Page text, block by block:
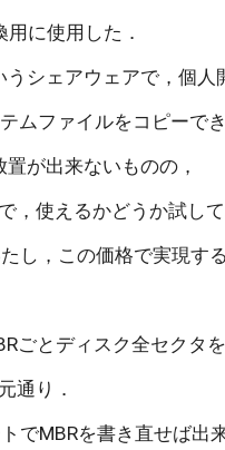
に使用した．
シェアウェアで，個
ムファイルをコピーで
が出来ないものの，
，使えるかどうか試し
し，この価格で実現す
ごとディスク全セクタ
通り．
でMBRを書き直せば出